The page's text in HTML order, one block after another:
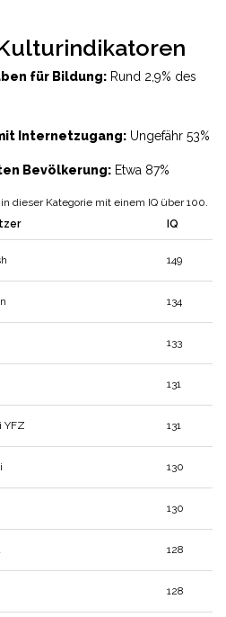
für Bildung: Rund 2,9% des
Internetzugang: Ungefähr 53%
Bevölkerung: Etwa 87%
dieser Kategorie mit einem IQ über 100.
IQ
149
134
133
131
YFZ 131
130
130
128
128